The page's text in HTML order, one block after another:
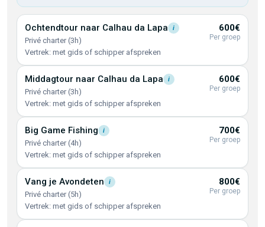
Ochtendtour naar Calhau da Lapa i
Privé charter (3h)
Vertrek: met gids of schipper afspreken
600€
Per groep
Middagtour naar Calhau da Lapa i
Privé charter (3h)
Vertrek: met gids of schipper afspreken
600€
Per groep
Big Game Fishing i
Privé charter (4h)
Vertrek: met gids of schipper afspreken
700€
Per groep
Vang je Avondeten i
Privé charter (5h)
Vertrek: met gids of schipper afspreken
800€
Per groep